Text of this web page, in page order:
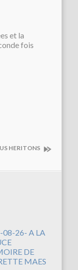
et la
fois
HERITONS